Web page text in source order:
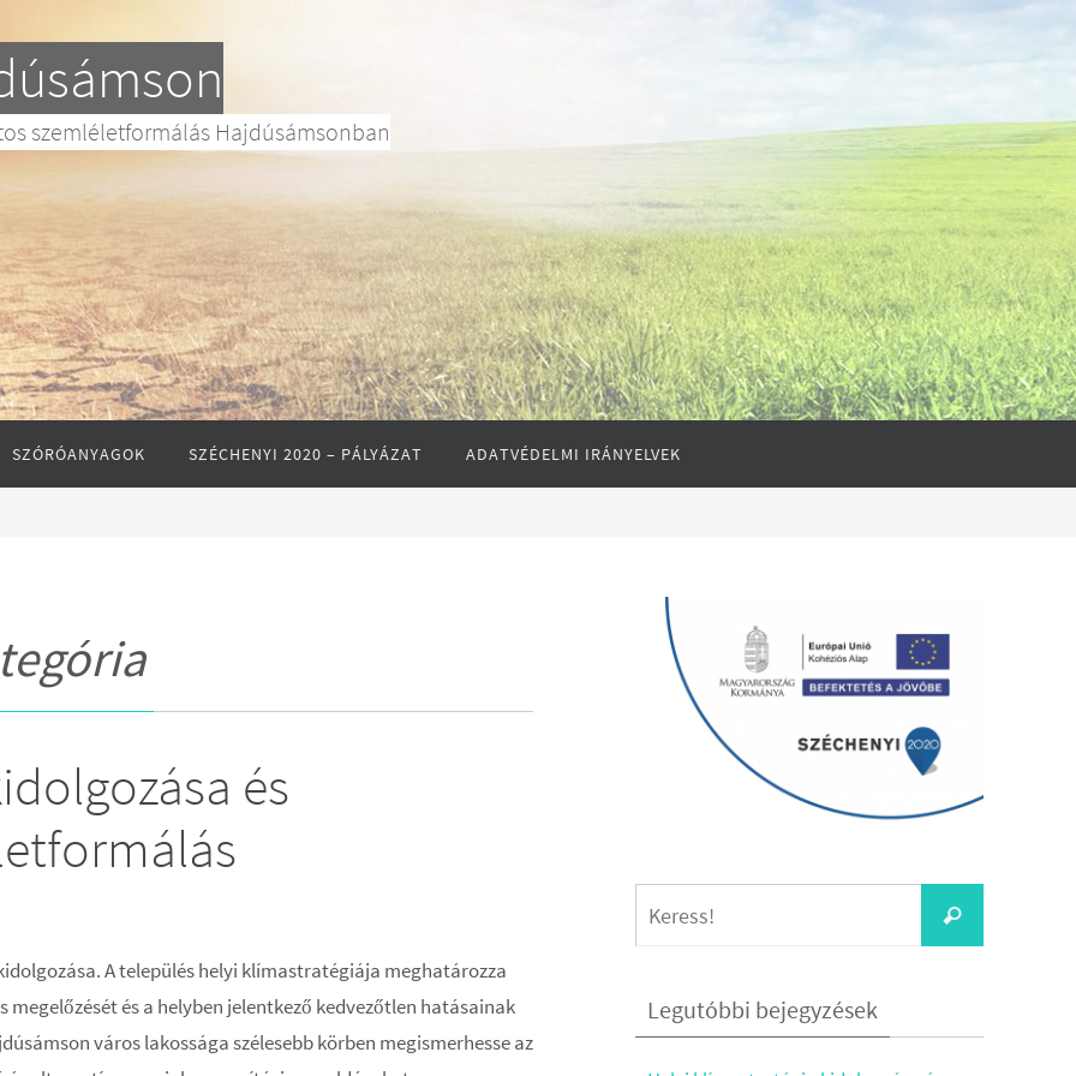
szemléletformálás Hajdúsámsonban
SZÓRÓANYAGOK SZÉCHENYI 2020 – PÁLYÁZAT ADATVÉDELMI IRÁNYELVEK
és
A település helyi klímastratégiája meghatározza
és a helyben jelentkező kedvezőtlen hatásainak
város lakossága szélesebb körben megismerhesse az
Keress!
Legutóbbi bejegyzések